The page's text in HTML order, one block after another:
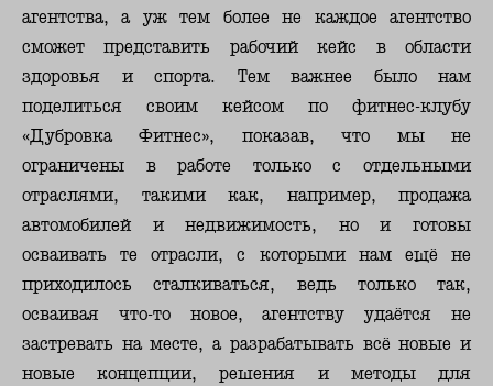
агентства, а уж тем более не каждое агентство
сможет представить рабочий кейс в области
здоровья и спорта. Тем важнее было нам
поделиться своим кейсом по фитнес-клубу
«Дубровка Фитнес», показав, что мы не
ограничены в работе только с отдельными
отраслями, такими как, например, продажа
автомобилей и недвижимость, но и готовы
осваивать те отрасли, с которыми нам ещё не
приходилось сталкиваться, ведь только так,
осваивая что-то новое, агентству удаётся не
застревать на месте, а разрабатывать всё новые и
новые концепции, решения и методы для